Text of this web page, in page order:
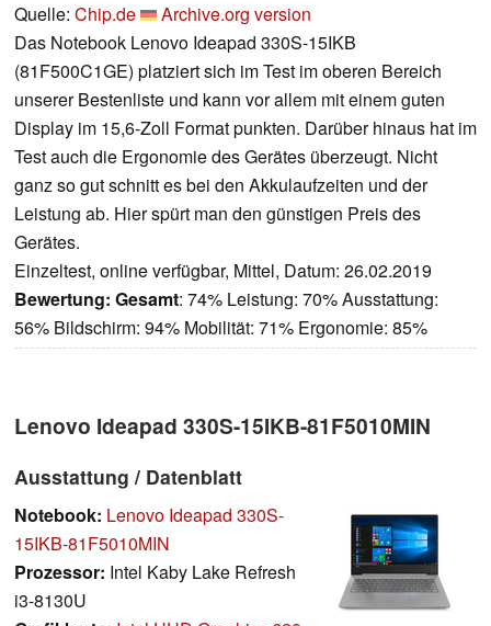
Quelle: Chip.de
Archive.org version
Das Notebook Lenovo Ideapad 330S-15IKB
(81F500C1GE) platziert sich im Test im oberen Bereich
unserer Bestenliste und kann vor allem mit einem guten
Display im 15,6-Zoll Format punkten. Darüber hinaus hat im
Test auch die Ergonomie des Gerätes überzeugt. Nicht
ganz so gut schnitt es bei den Akkulaufzeiten und der
Leistung ab. Hier spürt man den günstigen Preis des
Gerätes.
Einzeltest, online verfügbar, Mittel, Datum: 26.02.2019
Bewertung: Gesamt: 74% Leistung: 70% Ausstattung:
56% Bildschirm: 94% Mobilität: 71% Ergonomie: 85%
Lenovo Ideapad 330S-15IKB-81F5010MIN
Ausstattung / Datenblatt
Notebook: Lenovo Ideapad 330S-
15IKB-81F5010MIN
Prozessor: Intel Kaby Lake Refresh
i3-8130U